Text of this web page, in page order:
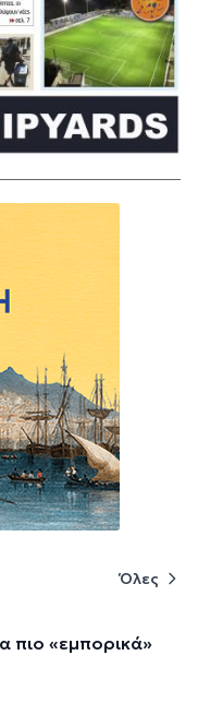
Όλες
πιο «εμπορικά»